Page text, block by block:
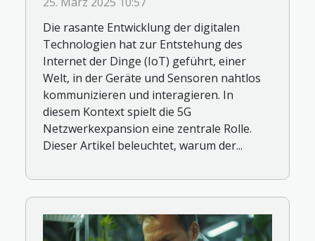
Die rasante Entwicklung der digitalen
Technologien hat zur Entstehung des
Internet der Dinge (IoT) geführt, einer
Welt, in der Geräte und Sensoren nahtlos
kommunizieren und interagieren. In
diesem Kontext spielt die 5G
Netzwerkexpansion eine zentrale Rolle.
Dieser Artikel beleuchtet, warum der...